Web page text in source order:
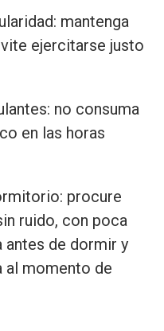
mantenga
ejercitarse justo
no consuma
en las horas
procure
ruido, con poca
antes de dormir y
al momento de